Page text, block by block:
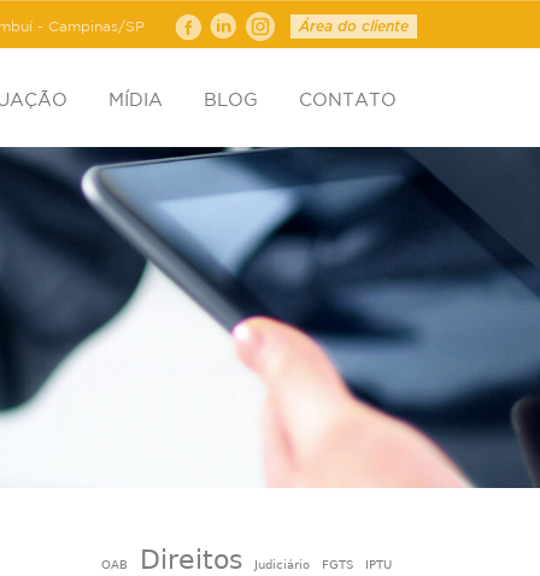
- Campinas/SP Área do cliente
MÍDIA BLOG CONTATO
OAB Direitos Judiciário FGTS
IPTU